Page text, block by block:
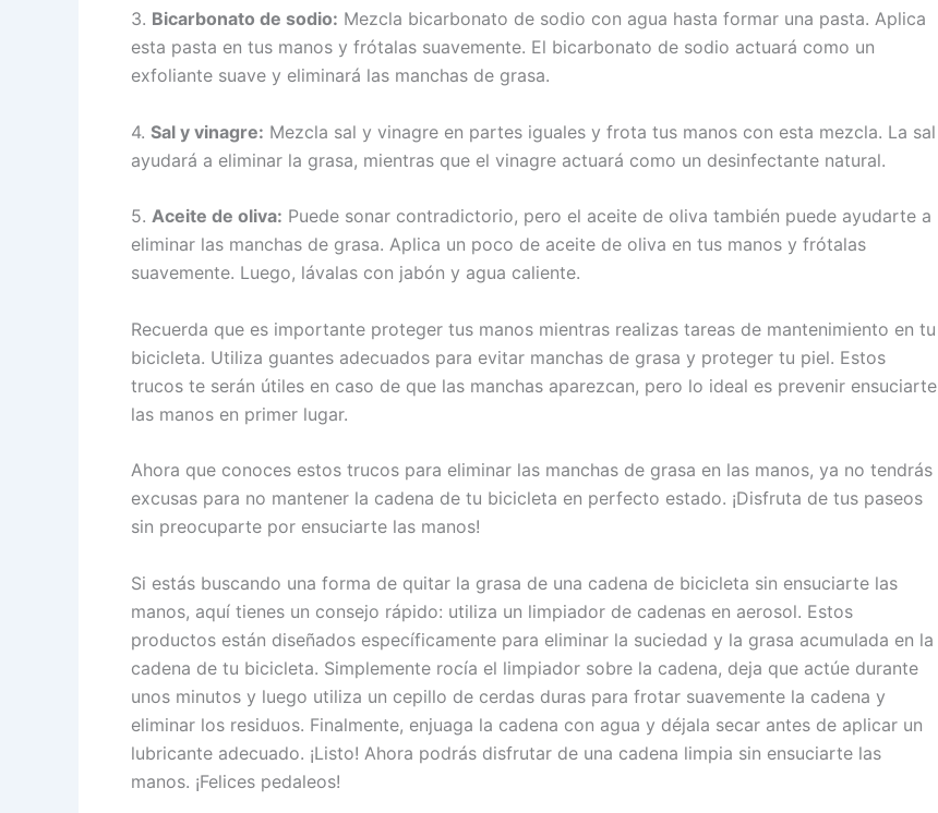
3. Bicarbonato de sodio: Mezcla bicarbonato de sodio con agua hasta formar una pasta. Aplica
esta pasta en tus manos y frótalas suavemente. El bicarbonato de sodio actuará como un
exfoliante suave y eliminará las manchas de grasa.
4. Sal y vinagre: Mezcla sal y vinagre en partes iguales y frota tus manos con esta mezcla. La sal
ayudará a eliminar la grasa, mientras que el vinagre actuará como un desinfectante natural.
5. Aceite de oliva: Puede sonar contradictorio, pero el aceite de oliva también puede ayudarte a
eliminar las manchas de grasa. Aplica un poco de aceite de oliva en tus manos y frótalas
suavemente. Luego, lávalas con jabón y agua caliente.
Recuerda que es importante proteger tus manos mientras realizas tareas de mantenimiento en tu
bicicleta. Utiliza guantes adecuados para evitar manchas de grasa y proteger tu piel. Estos
trucos te serán útiles en caso de que las manchas aparezcan, pero lo ideal es prevenir ensuciarte
las manos en primer lugar.
Ahora que conoces estos trucos para eliminar las manchas de grasa en las manos, ya no tendrás
excusas para no mantener la cadena de tu bicicleta en perfecto estado. ¡Disfruta de tus paseos
sin preocuparte por ensuciarte las manos!
Si estás buscando una forma de quitar la grasa de una cadena de bicicleta sin ensuciarte las
manos, aquí tienes un consejo rápido: utiliza un limpiador de cadenas en aerosol. Estos
productos están diseñados específicamente para eliminar la suciedad y la grasa acumulada en la
cadena de tu bicicleta. Simplemente rocía el limpiador sobre la cadena, deja que actúe durante
unos minutos y luego utiliza un cepillo de cerdas duras para frotar suavemente la cadena y
eliminar los residuos. Finalmente, enjuaga la cadena con agua y déjala secar antes de aplicar un
lubricante adecuado. ¡Listo! Ahora podrás disfrutar de una cadena limpia sin ensuciarte las
manos. ¡Felices pedaleos!